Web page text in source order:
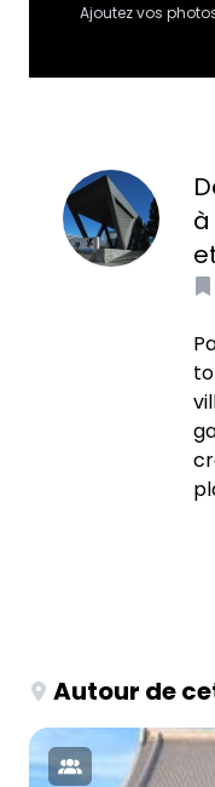
Ajoutez vos
Autour de